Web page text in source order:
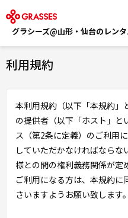
グラシーズ@山形・仙台のレン
利用規約
本利用規約（以下「本規約」
の提供者（以下「ホスト」と
ス（第2条に定義）のご利用
していただかなければなら
様との間の権利義務関係が定
ご利用になる方は、本規約
さいますようお願い致します。